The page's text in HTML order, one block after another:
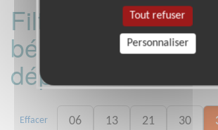
Filtrer les missions
bénévoles par
département :
Effacer 06 13 21 30
Tout refuser
Personnaliser